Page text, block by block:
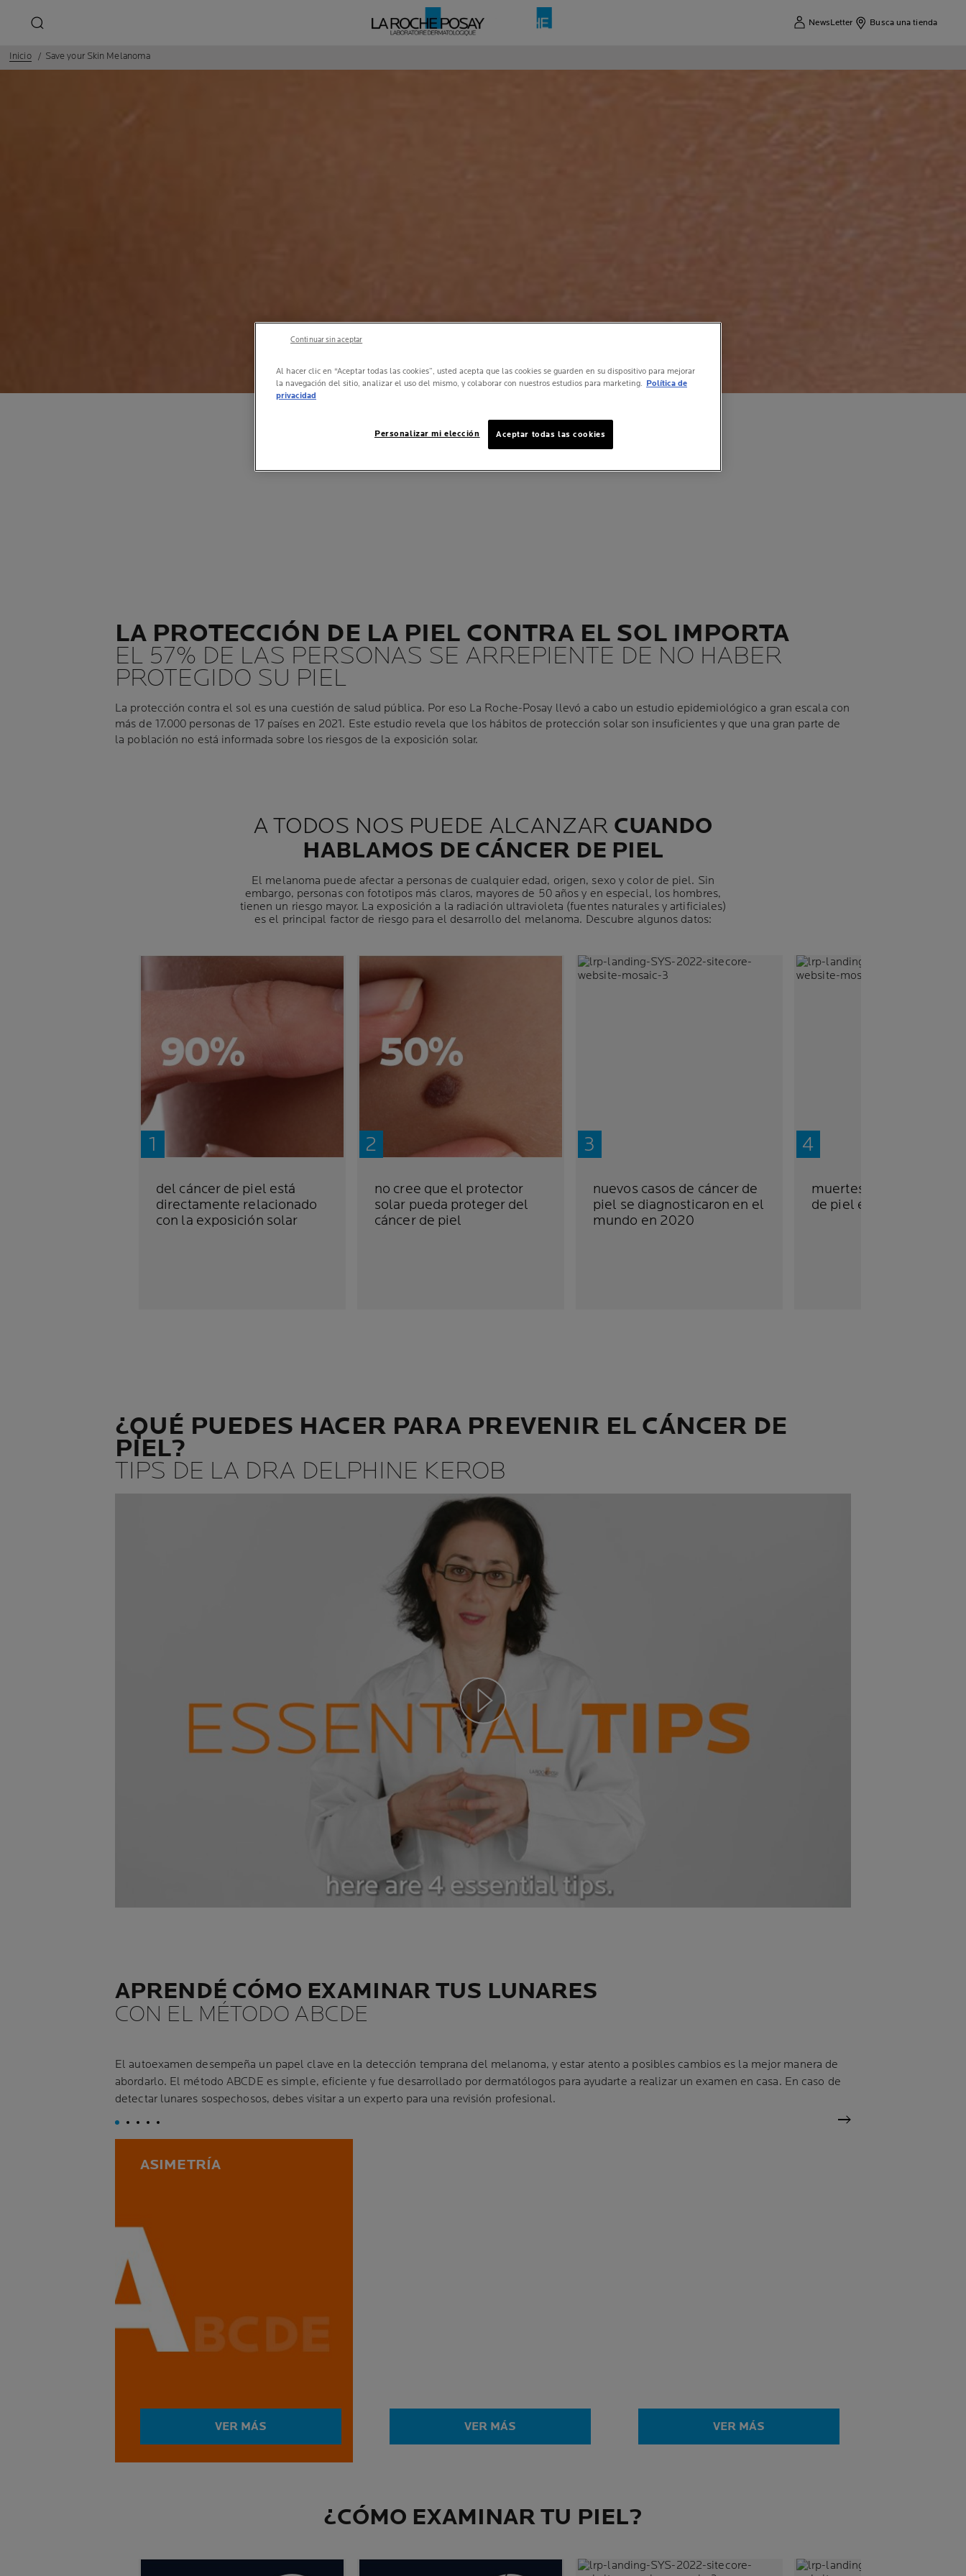
NewsLetter Busca una tienda
Inicio Save your Skin Melanoma
LA PROTECCIÓN DE LA PIEL CONTRA EL SOL IMPORTA
EL 57% DE LAS PERSONAS SE ARREPIENTE DE NO HABER
PROTEGIDO SU PIEL
La protección contra el sol es una cuestión de salud pública. Por eso La Roche-Posay llevó a cabo un estudio epidemiológico a gran escala con
más de 17.000 personas de 17 países en 2021. Este estudio revela que los hábitos de protección solar son insuficientes y que una gran parte de
la población no está informada sobre los riesgos de la exposición solar.
A TODOS NOS PUEDE ALCANZAR CUANDO
HABLAMOS DE CÁNCER DE PIEL
El melanoma puede afectar a personas de cualquier edad, origen, sexo y color de piel. Sin
embargo, personas con fototipos más claros, mayores de 50 años y en especial, los hombres,
tienen un riesgo mayor. La exposición a la radiación ultravioleta (fuentes naturales y artificiales)
es el principal factor de riesgo para el desarrollo del melanoma. Descubre algunos datos:
del cáncer de piel está
directamente relacionado
con la exposición solar
no cree que el protector
solar pueda proteger del
cáncer de piel
nuevos casos de cáncer de
piel se diagnosticaron en el
mundo en 2020
muertes a causa del
de piel en el mundo en
¿QUÉ PUEDES HACER PARA PREVENIR EL CÁNCER DE
PIEL?
TIPS DE LA DRA DELPHINE KEROB
Play video
APRENDÉ CÓMO EXAMINAR TUS LUNARES
CON EL MÉTODO ABCDE
El autoexamen desempeña un papel clave en la detección temprana del melanoma, y estar atento a posibles cambios es la mejor manera de
abordarlo. El método ABCDE es simple, eficiente y fue desarrollado por dermatólogos para ayudarte a realizar un examen en casa. En caso de
detectar lunares sospechosos, debes visitar a un experto para una revisión profesional.
next
ASIMETRÍA
VER MÁS VER MÁS VER MÁS
¿CÓMO EXAMINAR TU PIEL?
Al hacer clic en “Aceptar todas las cookies”, usted acepta que las cookies se guarden en su dispositivo para mejorar
la navegación del sitio, analizar el uso del mismo, y colaborar con nuestros estudios para marketing. Política de
privacidad
Aceptar todas las cookies
Personalizar mi elección
Continuar sin aceptar